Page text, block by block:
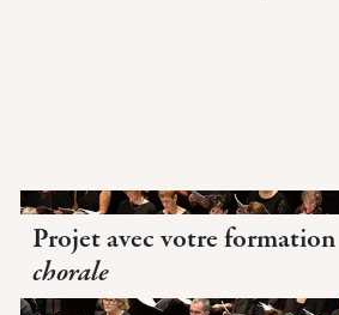
Projet avec votre formation
chorale